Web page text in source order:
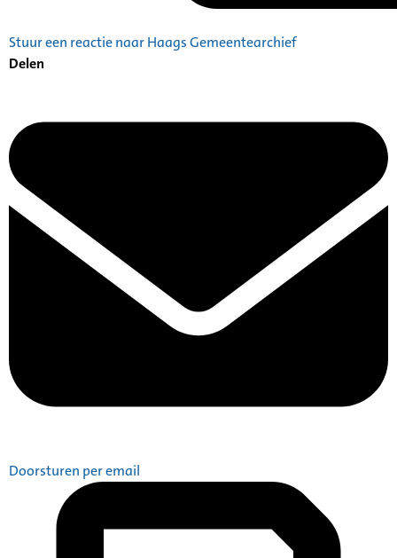
Stuur een reactie naar Haags Gemeentearchief
Delen
Doorsturen per email